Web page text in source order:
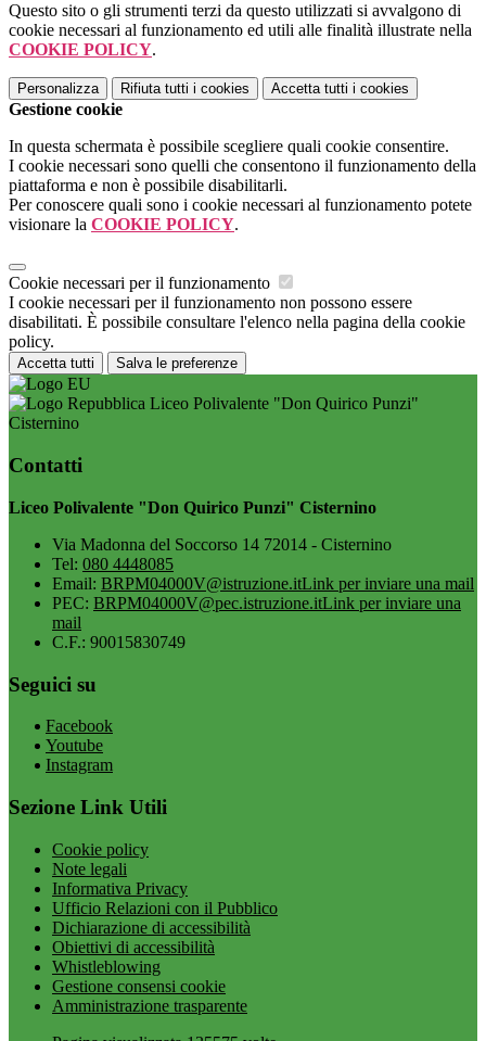
Questo sito o gli strumenti terzi da questo utilizzati si avvalgono di
cookie necessari al funzionamento ed utili alle finalità illustrate nella
COOKIE POLICY.
Personalizza Rifiuta tutti i cookies Accetta tutti i cookies
Gestione cookie
In questa schermata è possibile scegliere quali cookie consentire.
I cookie necessari sono quelli che consentono il funzionamento della
piattaforma e non è possibile disabilitarli.
Per conoscere quali sono i cookie necessari al funzionamento potete
visionare la COOKIE POLICY.
Cookie necessari per il funzionamento
I cookie necessari per il funzionamento non possono essere
disabilitati. È possibile consultare l'elenco nella pagina della cookie
policy.
Accetta tutti Salva le preferenze
Liceo Polivalente "Don Quirico Punzi"
Cisternino
Contatti
Liceo Polivalente "Don Quirico Punzi" Cisternino
Via Madonna del Soccorso 14 72014 - Cisternino
Tel: 080 4448085
Email: BRPM04000V@istruzione.itLink per inviare una mail
PEC: BRPM04000V@pec.istruzione.itLink per inviare una
mail
C.F.: 90015830749
Seguici su
Facebook
Youtube
Instagram
Sezione Link Utili
Cookie policy
Note legali
Informativa Privacy
Ufficio Relazioni con il Pubblico
Dichiarazione di accessibilità
Obiettivi di accessibilità
Whistleblowing
Gestione consensi cookie
Amministrazione trasparente